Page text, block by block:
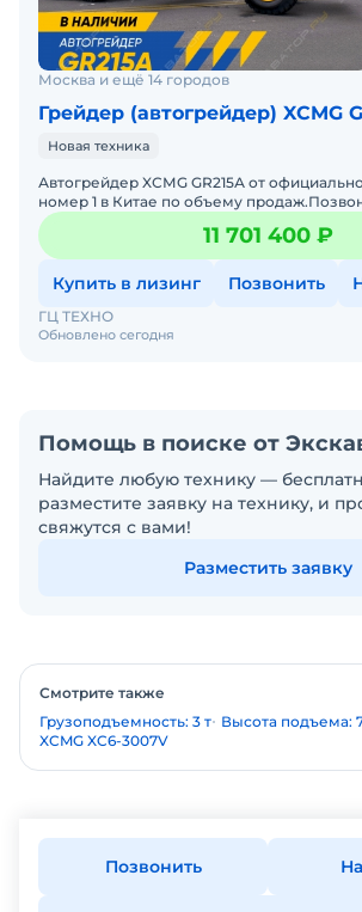
Москва и ещё 14 городов
Грейдер (автогрейдер) XCMG
Новая техника
Автогрейдер XСМG GR215А от
номер 1 в Китае по объему
ceйчaс, и узнайте aктуaльную цeнуБолee
11 701 400 ₽
Купить в лизинг Позвонить
Обновлено сегодня
ГЦ ТЕХНО
Помощь в поиске от
Найдите любую технику —
разместите заявку на технику, и
свяжутся с вами!
Разместить заявку
Смотрите также
Грузоподъемность: 3 т Высота подъема:
XCMG XC6-3007V
Позвонить